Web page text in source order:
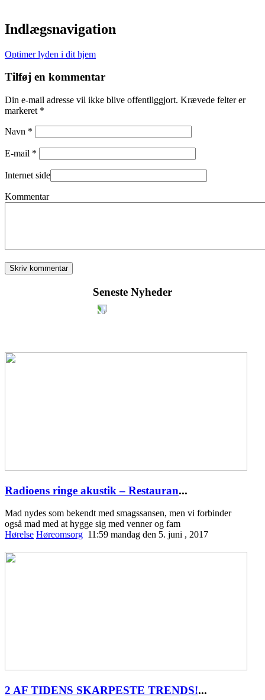
Indlægsnavigation
Optimer lyden i dit hjem
Tilføj en kommentar
Din e-mail adresse vil ikke blive offentliggjort. Krævede felter er
markeret *
Navn *
E-mail *
Internet side
Kommentar
Seneste Nyheder
Radioens ringe akustik – Restauran...
Mad nydes som bekendt med smagssansen, men vi forbinder
også mad med at hygge sig med venner og fam
Hørelse Høreomsorg 11:59 mandag den 5. juni , 2017
2 AF TIDENS SKARPESTE TRENDS!...